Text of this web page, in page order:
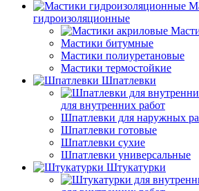
гидроизоляционные
Мастики битумные
Мастики полиуретановые
Мастики термостойкие
Шпатлевки
для внутренних работ
Шпатлевки для наружных
Шпатлевки готовые
Шпатлевки сухие
Шпатлевки универсальные
Штукатурки